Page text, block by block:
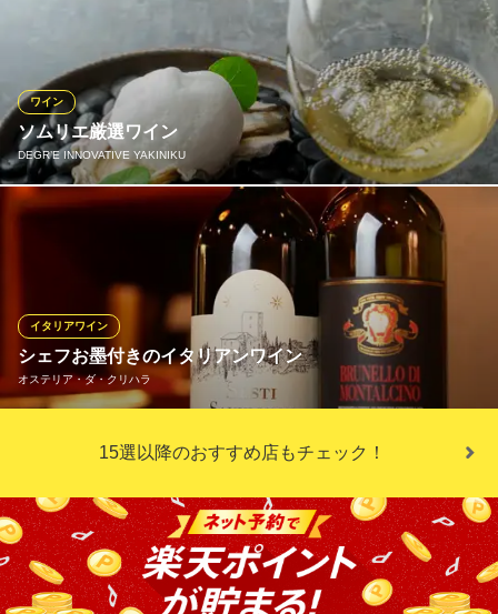
ダムがシェフと相談して、皆様の喜ぶ姿を想像しながら県内外か
らワインを仕入れています。 マダムと会話しながら絶品の組み合
わせを見つけてみましょう。
Restaurant APOLLON
ご褒美レストラン
ＪＲ仙台駅 徒歩15分
宮城県仙台市青葉区一番町2-11-12 プレジデント一番町1F
ソムリエ厳選ワイン
DEGR’E INNOVATIVE YAKINIKU
ワイン
最高級のお肉、フレンチシェフ渾身の前菜などに合わせてソムリ
エが厳選した極上のワインをご用意しております。ワインが料理
の魅力をさらに引き立てます。最高のマリアージュをご提案いた
DEGR’E INNOVATIVE YAKINIKU
フレンチ融合進化系焼肉
仙台市営地下鉄南北線勾当台公園駅 徒歩3分
シェフお墨付きのイタリアンワイン
オステリア・ダ・クリハラ
イタリアワイン
ワインはすべてイタリア産で、セラーに120本ほどをストックして
いる。「イタリア料理にとってワインは欠かせないもの。ぜひ一
う。「オステリア・ダ・クリハラ」の料理を知り尽くしているか
らこそのラインナップだ。時間の許す限り、テーブルに赴いてサ
ーブする。
15選以降のおすすめ店もチェック！